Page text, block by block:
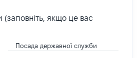
(заповніть, якщо це вас
Посада державної служби